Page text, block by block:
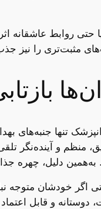
حتی روابط
مثبت‌تری را نیز
تنها جنبه‌های
منظم و آینده‌نگر
به‌همین دلیل، چهره
اگر خودشان
و قابل